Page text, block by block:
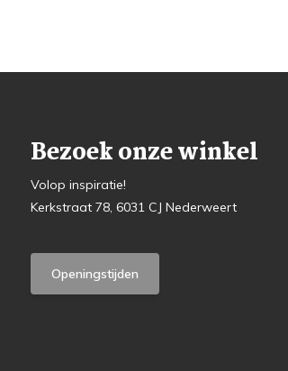
Bezoek onze winkel
Volop inspiratie!
Kerkstraat 78, 6031 CJ Nederweert
Openingstijden